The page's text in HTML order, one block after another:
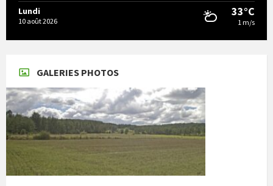
Lundi
10 août 2026
33°C
1 m/s
GALERIES PHOTOS